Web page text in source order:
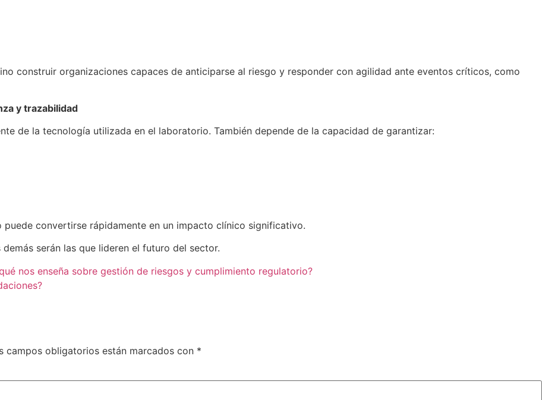
construir organizaciones capaces de anticiparse al riesgo y responder con agilidad ante eventos críticos, como
y trazabilidad
de la tecnología utilizada en el laboratorio. También depende de la capacidad de garantizar:
convertirse rápidamente en un impacto clínico significativo.
serán las que lideren el futuro del sector.
nos enseña sobre gestión de riesgos y cumplimiento regulatorio?
campos obligatorios están marcados con *